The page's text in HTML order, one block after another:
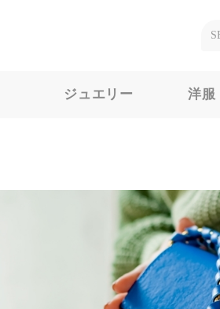
ジュエリー 洋服